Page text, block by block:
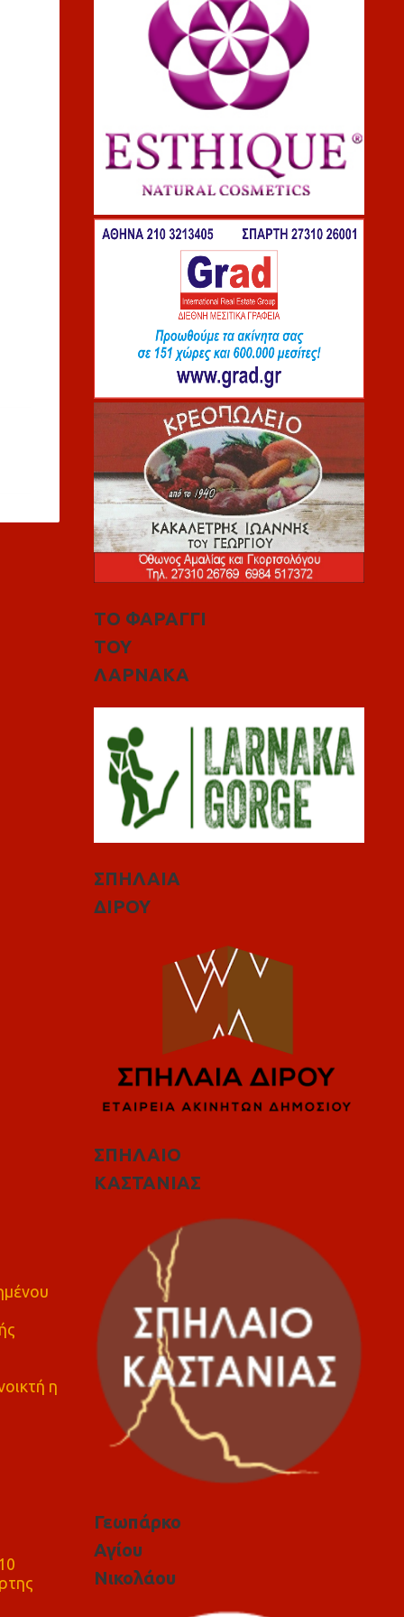
η
ΤΟ ΦΑΡΑΓΓΙ
ΤΟΥ
ΛΑΡΝΑΚΑ
ΣΠΗΛΑΙΑ
ΔΙΡΟΥ
ΣΠΗΛΑΙΟ
ΚΑΣΤΑΝΙΑΣ
Γεωπάρκο
Αγίου
Νικολάου